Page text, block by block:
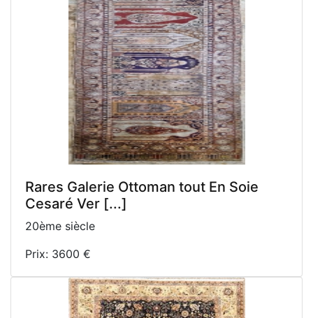
Rares Galerie Ottoman tout En Soie
Cesaré Ver [...]
20ème siècle
Prix: 3600 €